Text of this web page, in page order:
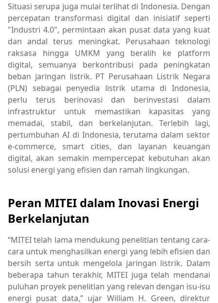
Situasi serupa juga mulai terlihat di Indonesia. Dengan
percepatan transformasi digital dan inisiatif seperti
"Industri 4.0", permintaan akan pusat data yang kuat
dan andal terus meningkat. Perusahaan teknologi
raksasa hingga UMKM yang beralih ke platform
digital, semuanya berkontribusi pada peningkatan
beban jaringan listrik. PT Perusahaan Listrik Negara
(PLN) sebagai penyedia listrik utama di Indonesia,
perlu terus berinovasi dan berinvestasi dalam
infrastruktur untuk memastikan kapasitas yang
memadai, stabil, dan berkelanjutan. Terlebih lagi,
pertumbuhan AI di Indonesia, terutama dalam sektor
e-commerce, smart cities, dan layanan keuangan
digital, akan semakin mempercepat kebutuhan akan
solusi energi yang efisien dan ramah lingkungan.
Peran MITEI dalam Inovasi Energi
Berkelanjutan
“MITEI telah lama mendukung penelitian tentang cara-
cara untuk menghasilkan energi yang lebih efisien dan
bersih serta untuk mengelola jaringan listrik. Dalam
beberapa tahun terakhir, MITEI juga telah mendanai
puluhan proyek penelitian yang relevan dengan isu-isu
energi pusat data,” ujar William H. Green, direktur